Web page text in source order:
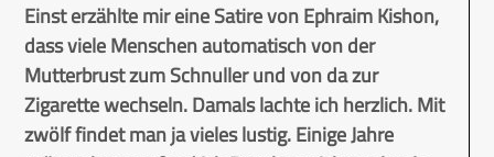
Einst erzählte mir eine Satire von Ephraim Kishon,
dass viele Menschen automatisch von der
Mutterbrust zum Schnuller und von da zur
Zigarette wechseln. Damals lachte ich herzlich. Mit
zwölf findet man ja vieles lustig. Einige Jahre